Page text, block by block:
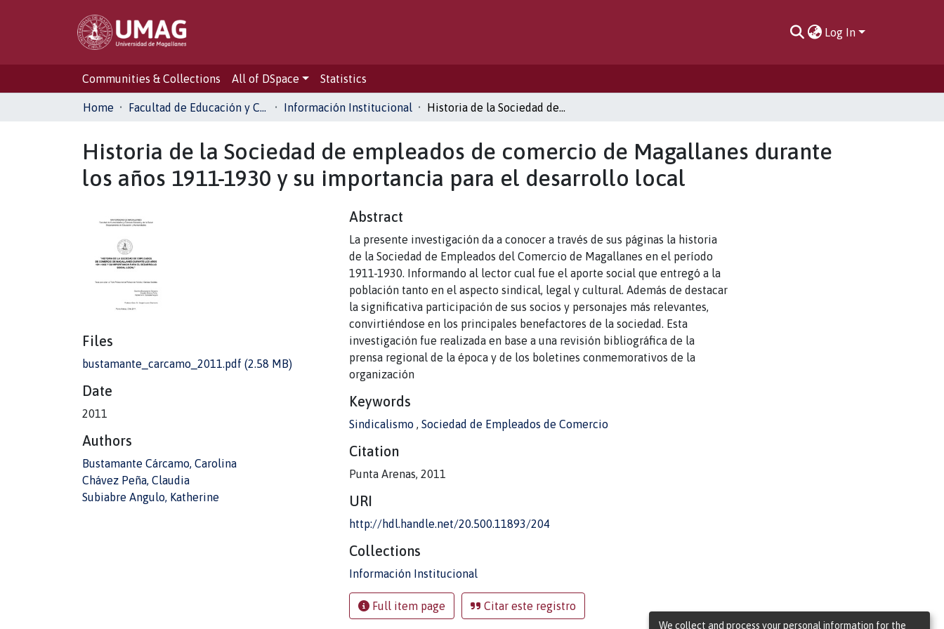
Log In
Communities & Collections All of DSpace Statistics
Home Facultad de Educación y Ciencias Sociales Información Institucional Historia de la Sociedad de empleados de comercio de Magallanes durante los años 1911-1930 y su importancia para el desarrollo local
Historia de la Sociedad de empleados de comercio de Magallanes durante
los años 1911-1930 y su importancia para el desarrollo local
Files
bustamante_carcamo_2011.pdf (2.58 MB)
Date
2011
Authors
Bustamante Cárcamo, Carolina
Chávez Peña, Claudia
Subiabre Angulo, Katherine
Abstract
La presente investigación da a conocer a través de sus páginas la historia
de la Sociedad de Empleados del Comercio de Magallanes en el período
1911-1930. Informando al lector cual fue el aporte social que entregó a la
población tanto en el aspecto sindical, legal y cultural. Además de destacar
la significativa participación de sus socios y personajes más relevantes,
convirtiéndose en los principales benefactores de la sociedad. Esta
investigación fue realizada en base a una revisión bibliográfica de la
prensa regional de la época y de los boletines conmemorativos de la
organización
Keywords
Sindicalismo , Sociedad de Empleados de Comercio
Citation
Punta Arenas, 2011
URI
http://hdl.handle.net/20.500.11893/204
Collections
Información Institucional
Full item page Citar este registro
We collect and process your personal information for the